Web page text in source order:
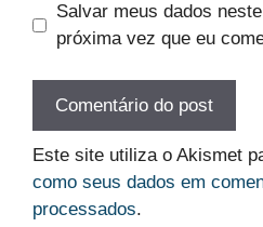
Salvar meus dados
próxima vez que eu
Este site utiliza o Akismet
como seus dados em
processados.